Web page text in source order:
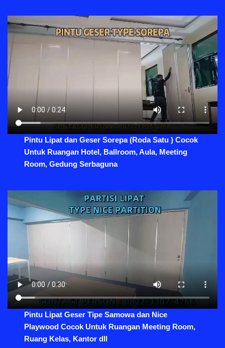
Pintu Lipat dan Geser Sorepa (Roda Satu ) Cocok
Untuk Ruangan Hotel, Ballroom, Aula, Meeting
Room, Gedung Serbaguna
Pintu Lipat Geser Tipe Samowa dan Nice
Playwood Cocok Untuk Ruangan Meeting Room,
Ruang Kelas, Kantor dll